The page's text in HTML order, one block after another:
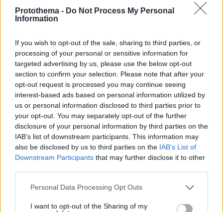
Protothema - Do Not Process My Personal
Information
If you wish to opt-out of the sale, sharing to third parties, or
processing of your personal or sensitive information for
targeted advertising by us, please use the below opt-out
section to confirm your selection. Please note that after your
opt-out request is processed you may continue seeing
interest-based ads based on personal information utilized by
us or personal information disclosed to third parties prior to
your opt-out. You may separately opt-out of the further
disclosure of your personal information by third parties on the
IAB’s list of downstream participants. This information may
also be disclosed by us to third parties on the IAB’s List of
Downstream Participants that may further disclose it to other
Please note that this website/app uses one or more Google
not limited to your visit or usage behaviour. You may click to
Personal Data Processing Opt Outs
I want to opt-out of the Sharing of my
και την Ψυχιατρική/Ψυχολογία, με δείκτη h
229 και 1.330 δημοσιεύσεις. Η μελέτη του,
Research Findings Are False» («Γιατί τα
περισσότερα δημοσιευμένα ερευνητικά
ευρήματα είναι ψευδή») είναι το άρθρο με
τη μεγαλύτερη αναγνωσιμότητα στη
Δημόσια Βιβλιοθήκη Επιστημών με πάνω
από 3,3 εκατ. επισκέψεις.
Συγγραφέας 10 λογοτεχνικών βιβλίων,
σύμφωνα με ξένα ινστιτούτα είναι «ίσως
είναι ένας από τους πιο επιδραστικούς
επιστήμονες εν ζωή». Στο DNA του η
αμφισβήτηση και ως εκ τούτου η έρευνα.